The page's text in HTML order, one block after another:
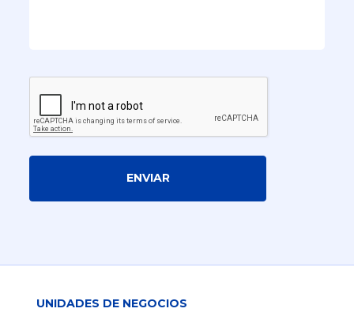
ENVIAR
UNIDADES DE NEGOCIOS